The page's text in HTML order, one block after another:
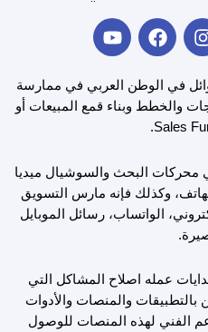
I
n
t
a
g
m
F
a
e
b
o
Y
o
t
u
في الوطن العربي في ممارسة
والخطط وبناء قمع المبيعات أو
محركات البحث والسوشيال ميديا
وكذلك فإنه مارس التسويق
الواتساب، رسائل الموبايل
عمله اصلاح المشاكل التي
والمنصات والأدوات
الفني لهذه المنصات للوصول